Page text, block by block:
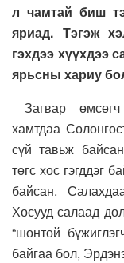
л чамтай биш
яриад. Тэгэж
гэхдээ хүүхдээ
ярьсны хариу
Загвар
хамтдаа
сүй тавьж
төгс хос гэгддэг
байсан.
Хосууд салаад
“шонтой
байгаа бол,